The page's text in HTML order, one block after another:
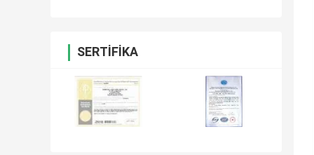
SERTIFIKA